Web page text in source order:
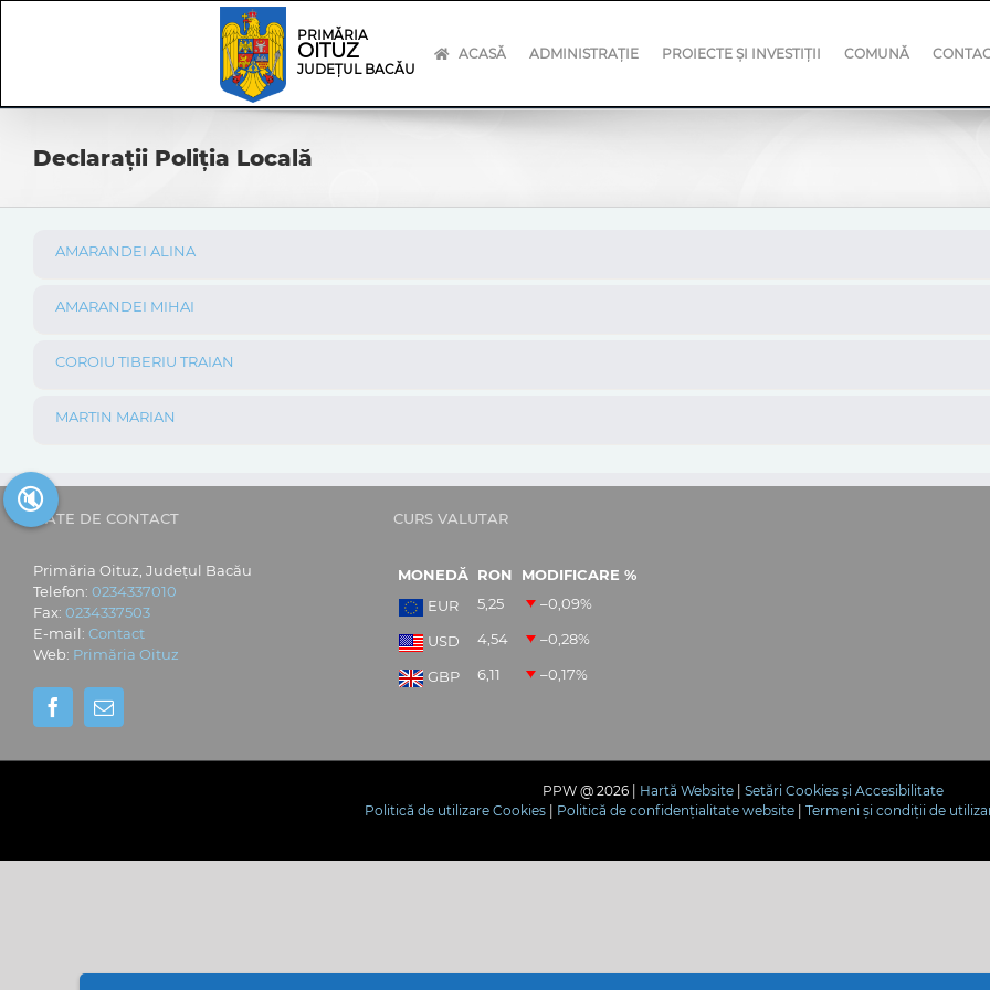
PRIMĂRIA
OITUZ
JUDEȚUL BACĂU
ACASĂ ADMINISTRAȚIE PROIECTE ȘI INVESTIȚII COMUNĂ
Declarații Poliția Locală
AMARANDEI ALINA
AMARANDEI MIHAI
COROIU TIBERIU TRAIAN
MARTIN MARIAN
DATE DE CONTACT
Primăria Oituz, Județul Bacău
Telefon: 0234337010
Fax: 0234337503
E-mail: Contact
Web: Primăria Oituz
CURS VALUTAR
MONEDĂ RON
MODIFICARE %
EUR
5,25 –0,09%
USD 4,54 –0,28%
GBP 6,11 –0,17%
PPW @ 2026 | Hartă Website| Setări Cookies și Accesibilitate
Politică de utilizare Cookies
Politică de confidențialitate website Termeni și condiții de
🔇